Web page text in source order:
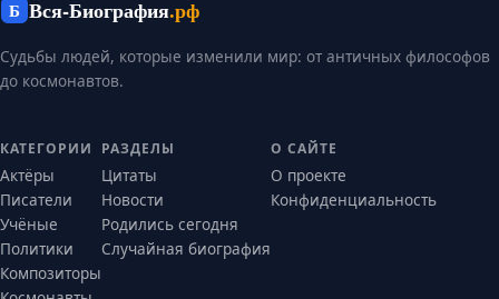
Б Вся-Биография.рф
Судьбы людей, которые изменили мир: от античных философов
до космонавтов.
КАТЕГОРИИ
Актёры
Писатели
Учёные
Политики
Композиторы
РАЗДЕЛЫ
Цитаты
Новости
Родились сегодня
Случайная биография
О САЙТЕ
О проекте
Конфиденциальность